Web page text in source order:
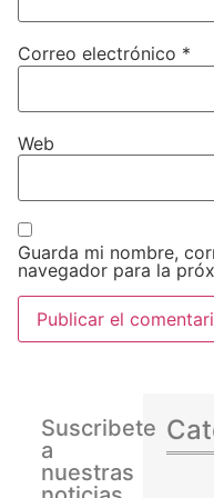
Correo electrónico *
Web
Guarda mi nombre,
navegador para la
Suscribete
a
nuestras